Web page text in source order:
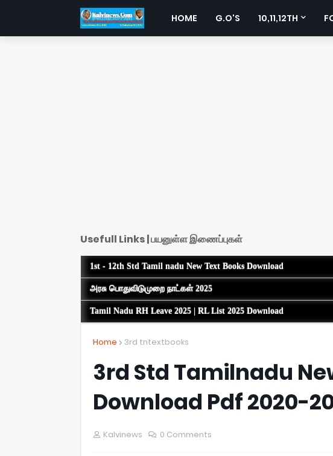
HOME G.O'S 10,11,12TH
Usefull Links | பயனுள்ள இணைப்புகள்
1st - 12th Std Tamil nadu New Text Books Download
அரசு பொதுவிடுமுறை நாட்கள் 2025
Tamil Nadu RH Leave 2025 | RL List 2025 Download
Home 3rd tntextbooks
3rd Std Tamilnadu
Download Pdf 2020-
Kalvinews 0 Comments